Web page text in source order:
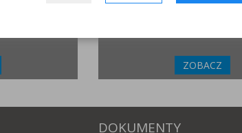
ZOBACZ
DOKUMENTY